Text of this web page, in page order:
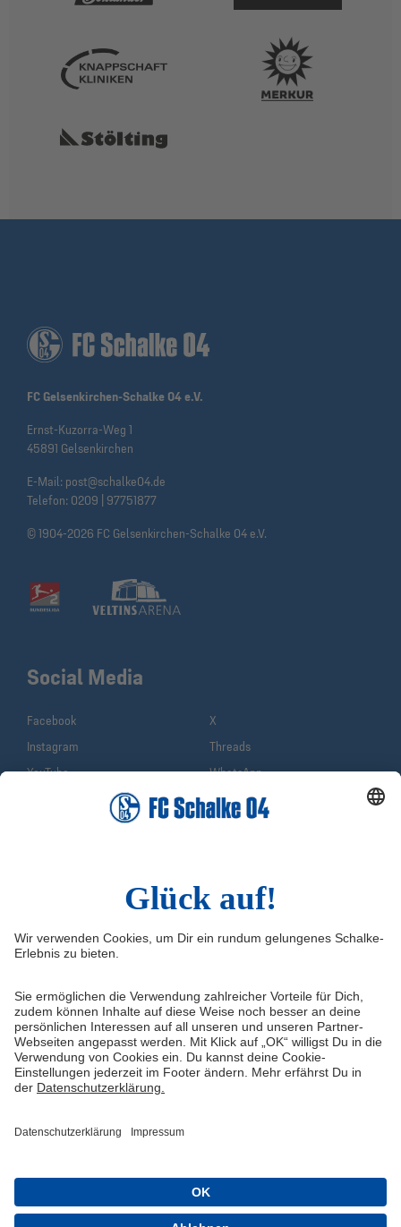
FC Gelsenkirchen-Schalke 04 e.V.
Ernst-Kuzorra-Weg 1
45891 Gelsenkirchen
E-Mail: post@schalke04.de
Telefon: 0209 | 97751877
© 1904-2026 FC Gelsenkirchen-Schalke 04 e.V.
Service & Kontakt
Erklärung zur Barrierefreiheit
Medienportal
Datenschutz
Haftungsausschluss
Tickets
VELTINS-Arena
Knappenschmiede
ERWIN buchen
Social Media
Facebook
X
Instagram
Threads
YouTube
WhatsApp
Sina Weibo